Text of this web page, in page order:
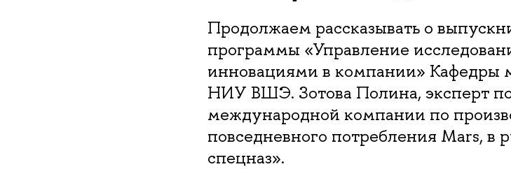
Продолжаем рассказывать о
программы «Управление
инновациями в компании» Кафедры
НИУ ВШЭ. Зотова Полина, эксперт
международной компании по
повседневного потребления Mars,
спецназ».